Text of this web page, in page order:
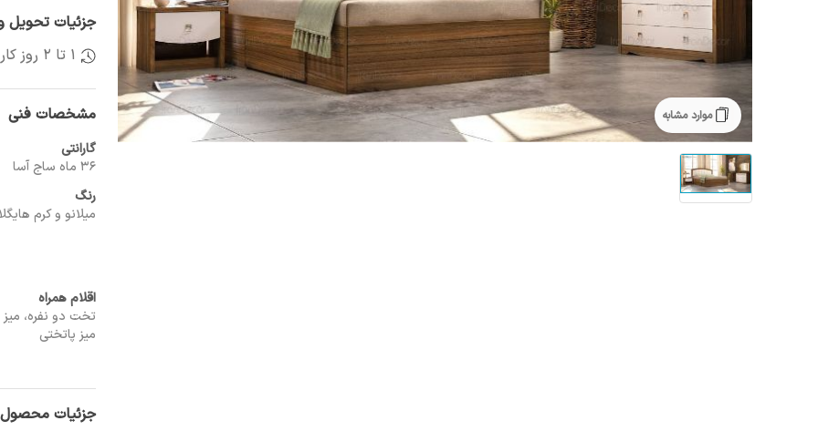
موارد مشابه
جزئیات تحویل
1 تا 2 روز کاری
مشخصات فنی
گارانتی
36 ماه ساج آسا
رنگ
میلانو و کرم
اقلام همراه
تخت دو نفره، میز
میز پاتختی
جزئیات محصول